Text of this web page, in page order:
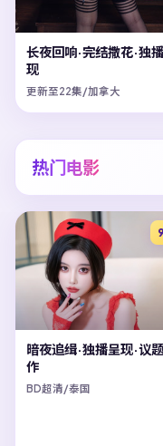
长夜回响·完结撒花·独
现
更新至22集/加拿大
热门电影
暗夜追缉·独播呈现·议
作
BD超清/泰国